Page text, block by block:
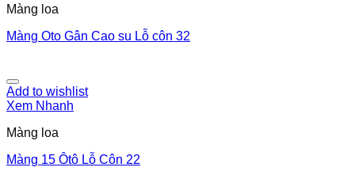
Màng loa
Màng Oto Gân Cao su Lỗ côn 32
Add to wishlist
Xem Nhanh
Màng loa
Màng 15 Ôtô Lỗ Côn 22